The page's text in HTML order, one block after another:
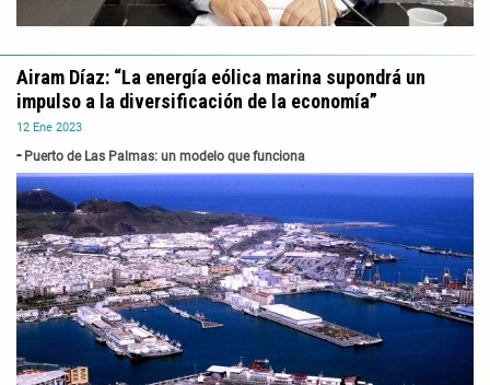
12 Ene 2023
Puerto de Las Palmas: un modelo que funciona
Airam Díaz: “La energía eólica marina supondrá un
impulso a la diversificación de la economía”